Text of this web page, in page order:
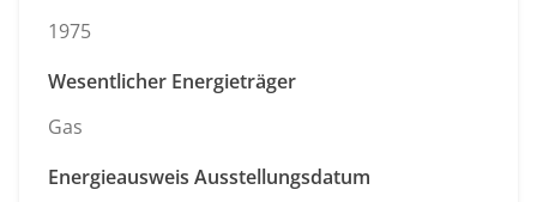
1975
Wesentlicher Energieträger
Gas
Energieausweis Ausstellungsdatum